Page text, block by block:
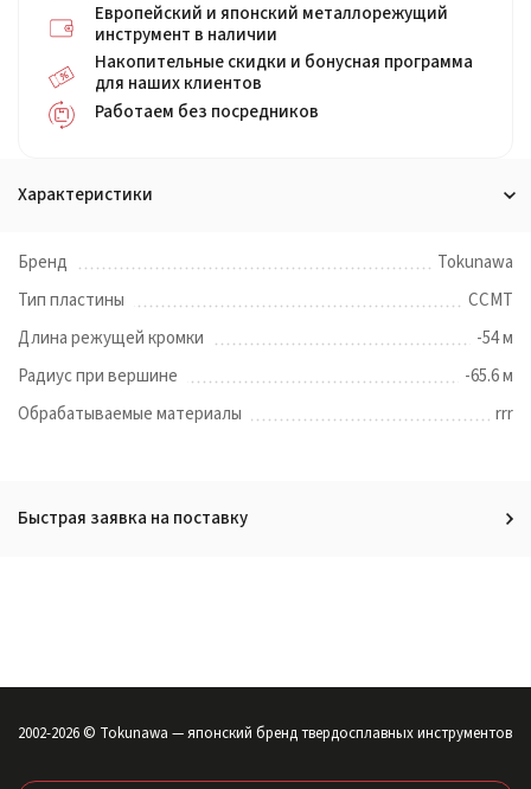
Европейский и японский металлорежущий
инструмент в наличии
Накопительные скидки и бонусная программа
для наших клиентов
Работаем без посредников
Характеристики
Бренд
Tokunawa
Тип пластины
CCMT
Длина режущей кромки
-54 м
Радиус при вершине
-65.6 м
Обрабатываемые материалы
rrr
Быстрая заявка на поставку
2002-2026 © Tokunawa — японский бренд твердосплавных инструментов